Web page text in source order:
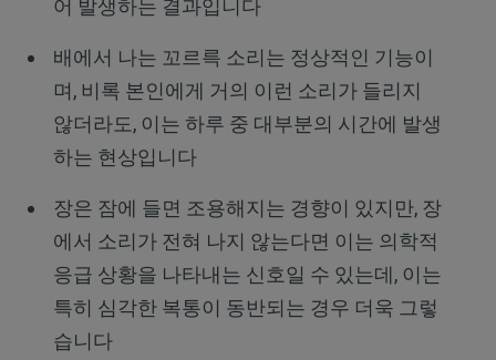
어 발생하는 결과입니다
배에서 나는 꼬르륵 소리는 정상적인 기능이
며, 비록 본인에게 거의 이런 소리가 들리지
않더라도, 이는 하루 중 대부분의 시간에 발생
하는 현상입니다
장은 잠에 들면 조용해지는 경향이 있지만, 장
에서 소리가 전혀 나지 않는다면 이는 의학적
응급 상황을 나타내는 신호일 수 있는데, 이는
특히 심각한 복통이 동반되는 경우 더욱 그렇
습니다